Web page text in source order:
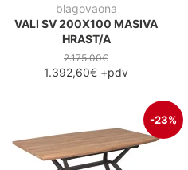
blagovaona
VALI SV 200X100 MASIVA
HRAST/A
2.175,00€
1.392,60€ +pdv
-23%